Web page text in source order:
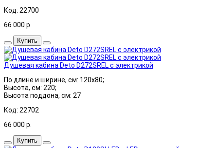
Код: 22700
66 000 р.
Купить
Душевая кабина Deto D272SREL с электрикой
По длине и ширине, см: 120x80;
Высота, см: 220;
Высота поддона, см: 27
Код: 22702
66 000 р.
Купить